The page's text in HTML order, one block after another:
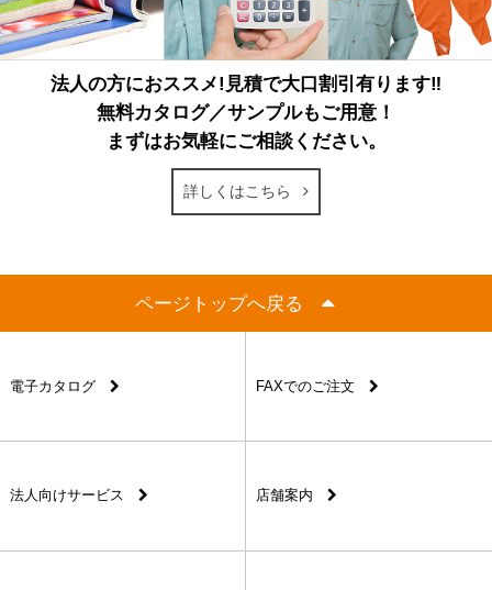
法人の方におススメ!見積で大口割引有ります‼
無料カタログ／サンプルもご用意！
まずはお気軽にご相談ください。
詳しくはこちら
ページトップへ戻る
電子カタログ FAXでのご注文
法人向けサービス 店舗案内